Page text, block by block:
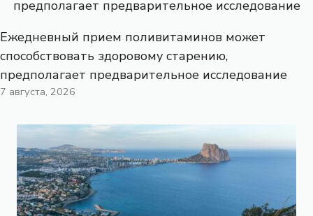
Ежедневный прием поливитаминов может
способствовать здоровому старению,
предполагает предварительное исследование
7 августа, 2026